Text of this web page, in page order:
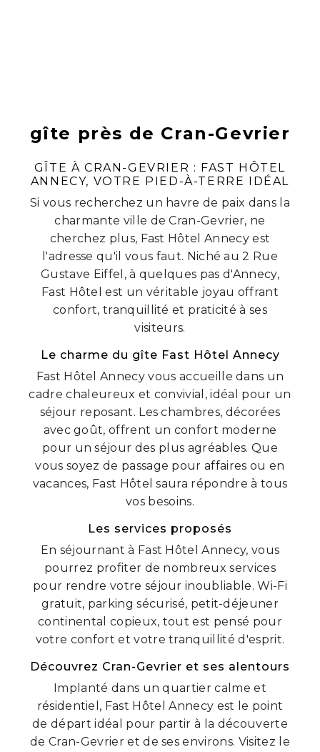
gîte près de Cran-Gevrier
GÎTE À CRAN-GEVRIER : FAST HÔTEL
ANNECY, VOTRE PIED-À-TERRE IDÉAL
Si vous recherchez un havre de paix dans la
charmante ville de Cran-Gevrier, ne
cherchez plus, Fast Hôtel Annecy est
l'adresse qu'il vous faut. Niché au 2 Rue
Gustave Eiffel, à quelques pas d'Annecy,
Fast Hôtel est un véritable joyau offrant
confort, tranquillité et praticité à ses
visiteurs.
Le charme du gîte Fast Hôtel Annecy
Fast Hôtel Annecy vous accueille dans un
cadre chaleureux et convivial, idéal pour un
séjour reposant. Les chambres, décorées
avec goût, offrent un confort moderne
pour un séjour des plus agréables. Que
vous soyez de passage pour affaires ou en
vacances, Fast Hôtel saura répondre à tous
vos besoins.
Les services proposés
En séjournant à Fast Hôtel Annecy, vous
pourrez profiter de nombreux services
pour rendre votre séjour inoubliable. Wi-Fi
gratuit, parking sécurisé, petit-déjeuner
continental copieux, tout est pensé pour
votre confort et votre tranquillité d'esprit.
Découvrez Cran-Gevrier et ses alentours
Implanté dans un quartier calme et
résidentiel, Fast Hôtel Annecy est le point
de départ idéal pour partir à la découverte
de Cran-Gevrier et de ses environs. Visitez le